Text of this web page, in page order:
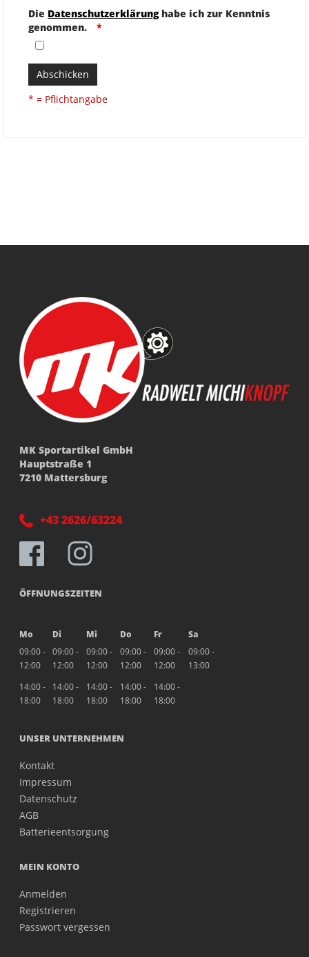
Die Datenschutzerklärunghabe ich zur Kenntnis
genommen.
Abschicken
* = Pflichtangabe
MK Sportartikel GmbH
Hauptstraße 1
7210 Mattersburg
+43 2626/63224
ÖFFNUNGSZEITEN
Mo Di Mi Do Fr
Sa
09:00 -
12:00
09:00 -
12:00
09:00 -
12:00
09:00 -
12:00
09:00 -
12:00
09:00 -
13:00
14:00 -
18:00
14:00 -
18:00
14:00 -
18:00
14:00 -
18:00
14:00 -
18:00
UNSER UNTERNEHMEN
Kontakt
Impressum
Datenschutz
AGB
Batterieentsorgung
MEIN KONTO
Anmelden
Registrieren
Passwort vergessen